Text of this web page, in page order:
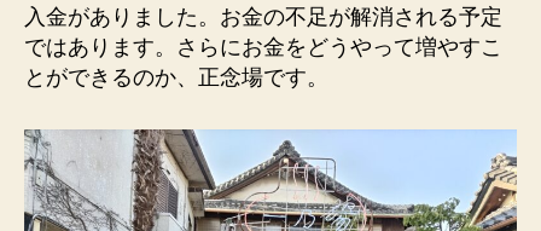
入金がありました。お金の不足が解消される予定
ではあります。さらにお金をどうやって増やすこ
とができるのか、正念場です。